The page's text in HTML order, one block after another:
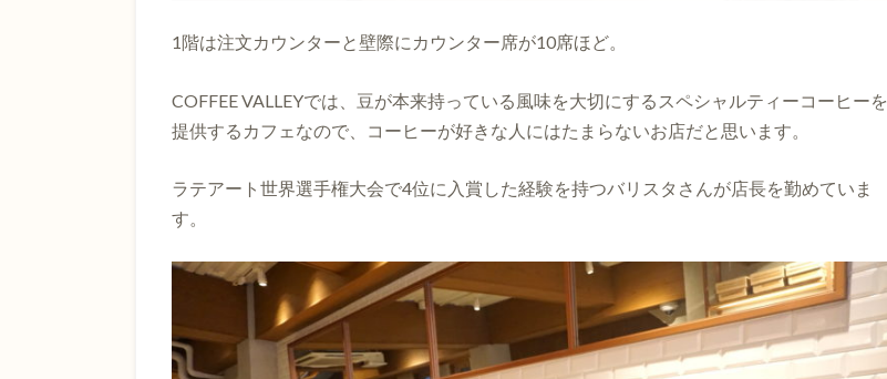
1階は注文カウンターと壁際にカウンター席が10席ほど。
COFFEE VALLEYでは、豆が本来持っている風味を大切にするスペシャルティーコーヒーを
提供するカフェなので、コーヒーが好きな人にはたまらないお店だと思います。
ラテアート世界選手権大会で4位に入賞した経験を持つバリスタさんが店長を勤めていま
す。